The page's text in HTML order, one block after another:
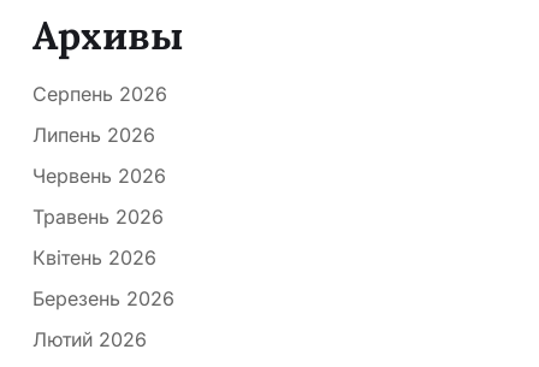
Архивы
Серпень 2026
Липень 2026
Червень 2026
Травень 2026
Квітень 2026
Березень 2026
Лютий 2026